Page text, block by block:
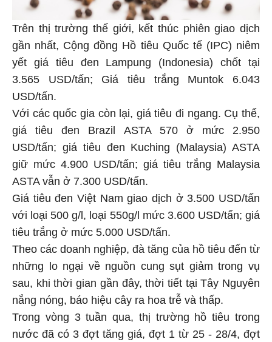
Trên thị trường thế giới, kết thúc phiên giao dịch
gần nhất, Cộng đồng Hồ tiêu Quốc tế (IPC) niêm
yết giá tiêu đen Lampung (Indonesia) chốt tại
3.565 USD/tấn; Giá tiêu trắng Muntok 6.043
USD/tấn.
Với các quốc gia còn lại, giá tiêu đi ngang. Cụ thể,
giá tiêu đen Brazil ASTA 570 ở mức 2.950
USD/tấn; giá tiêu đen Kuching (Malaysia) ASTA
giữ mức 4.900 USD/tấn; giá tiêu trắng Malaysia
ASTA vẫn ở 7.300 USD/tấn.
Giá tiêu đen Việt Nam giao dịch ở 3.500 USD/tấn
với loại 500 g/l, loại 550g/l mức 3.600 USD/tấn; giá
tiêu trắng ở mức 5.000 USD/tấn.
Theo các doanh nghiệp, đà tăng của hồ tiêu đến từ
những lo ngại về nguồn cung sụt giảm trong vụ
sau, khi thời gian gần đây, thời tiết tại Tây Nguyên
nắng nóng, báo hiệu cây ra hoa trễ và thấp.
Trong vòng 3 tuần qua, thị trường hồ tiêu trong
nước đã có 3 đợt tăng giá, đợt 1 từ 25 - 28/4, đợt